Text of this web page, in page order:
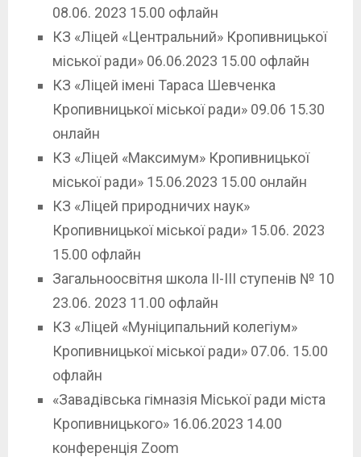
08.06. 2023 15.00 офлайн
КЗ «Ліцей «Центральний» Кропивницької
міської ради» 06.06.2023 15.00 офлайн
КЗ «Ліцей імені Тараса Шевченка
Кропивницької міської ради» 09.06 15.30
онлайн
КЗ «Ліцей «Максимум» Кропивницької
міської ради» 15.06.2023 15.00 онлайн
КЗ «Ліцей природничих наук»
Кропивницької міської ради» 15.06. 2023
15.00 офлайн
Загальноосвітня школа ІІ-ІІІ ступенів № 10
23.06. 2023 11.00 офлайн
КЗ «Ліцей «Муніципальний колегіум»
Кропивницької міської ради» 07.06. 15.00
офлайн
«Завадівська гімназія Міської ради міста
Кропивницького» 16.06.2023 14.00
конференція Zoom